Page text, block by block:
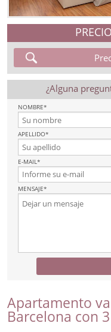
¿Alguna
NOMBRE*
APELLIDO*
E-MAIL*
MENSAJE*
Apartamento
Barcelona con